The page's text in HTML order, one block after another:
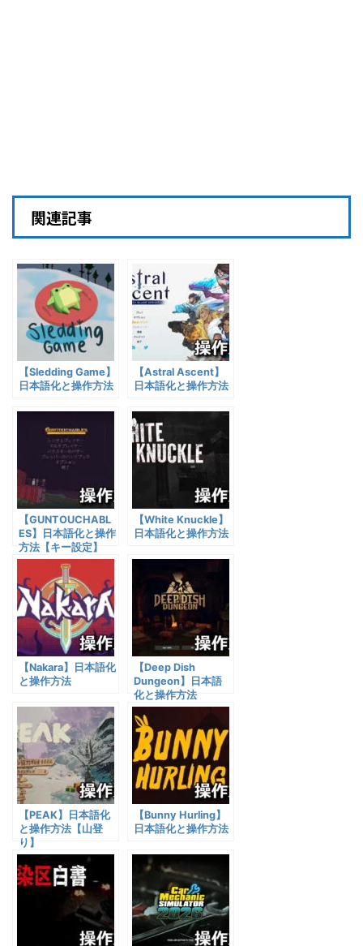
関連記事
【Sledding Game】
日本語化と操作方法
【Astral Ascent】
日本語化と操作方法
【GUNTOUCHABL
ES】日本語化と操作
方法【キー設定】
【White Knuckle】
日本語化と操作方法
【Nakara】日本語化
と操作方法
【Deep Dish
Dungeon】日本語
化と操作方法
【PEAK】日本語化
と操作方法【山登
り】
【Bunny Hurling】
日本語化と操作方法